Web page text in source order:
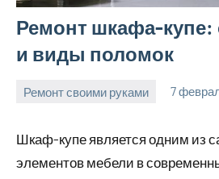
Ремонт шкафа-купе:
и виды поломок
Ремонт своими руками 7
Шкаф-купе является одним из
элементов мебели в